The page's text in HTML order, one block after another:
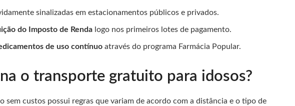
sinalizadas em estacionamentos públicos e privados.
do Imposto de Renda logo nos primeiros lotes de pagamento.
de uso contínuo através do programa Farmácia Popular.
o transporte gratuito para idosos?
sem custos possui regras que variam de acordo com a distância e o tipo de